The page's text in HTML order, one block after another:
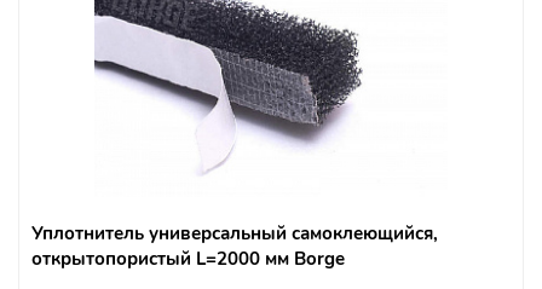
Уплотнитель универсальный самоклеющийся,
открытопористый L=2000 мм Borge